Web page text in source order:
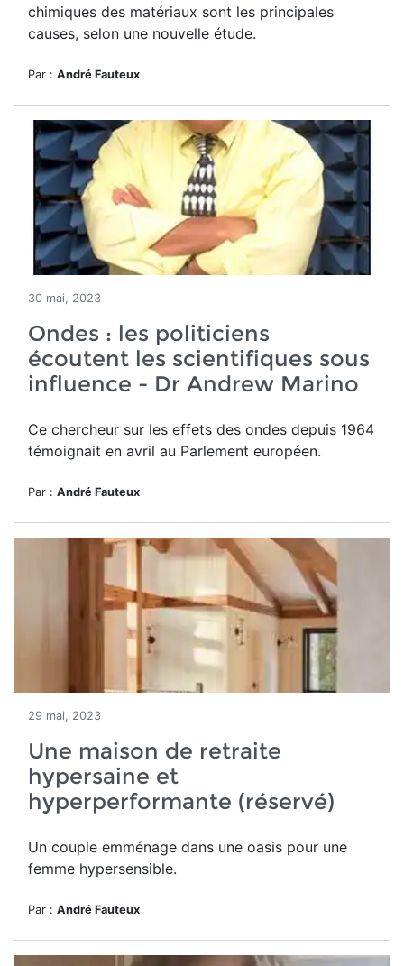
chimiques des matériaux sont les principales
causes, selon une nouvelle étude.
Par : André Fauteux
30 mai, 2023
Ondes : les politiciens
écoutent les scientifiques sous
influence - Dr Andrew Marino
Ce chercheur sur les effets des ondes depuis 1964
témoignait en avril au Parlement européen.
Par : André Fauteux
29 mai, 2023
Une maison de retraite
hypersaine et
hyperperformante (réservé)
Un couple emménage dans une oasis pour une
femme hypersensible.
Par : André Fauteux